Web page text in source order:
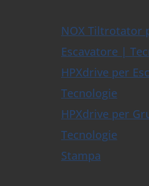
NOX Tiltrotator
Escavatore |
HPXdrive per
Tecnologie
HPXdrive per
Tecnologie
Stampa